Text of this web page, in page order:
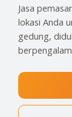
Jasa
lokasi Anda
gedung,